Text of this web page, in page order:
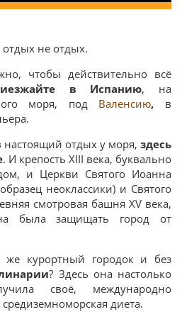
отдых не отдых.
чтобы действительно всё
в Испанию, на
моря, под Валенсию, в
отдых у моря, здесь
. И крепость XIII века, буквально
и Церкви Святого Иоанна
неоклассики) и Святого
смотровая башня XV века,
была защищать город от
курортный городок и без
? Здесь она настолько
своё, международно
диета.